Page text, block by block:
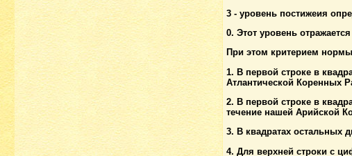
3 - уровень постижеия
0. Этот уровень
При этом критерием
1. В первой строке в
Атлантической Коренных
2. В первой строке в
течение нашей Арийской
3. В квадратах остальных
4. Для верхней строки с